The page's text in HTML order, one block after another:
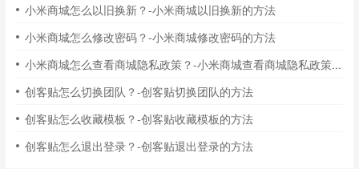
小米商城怎么以旧换新？-小米商城以旧换新的方法
小米商城怎么修改密码？-小米商城修改密码的方法
小米商城怎么查看商城隐私政策？-小米商城查看商城隐私政策的方法
创客贴怎么切换团队？-创客贴切换团队的方法
创客贴怎么收藏模板？-创客贴收藏模板的方法
创客贴怎么退出登录？-创客贴退出登录的方法